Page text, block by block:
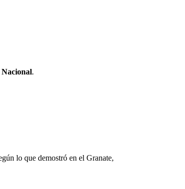
.
lo que demostró en el Granate,